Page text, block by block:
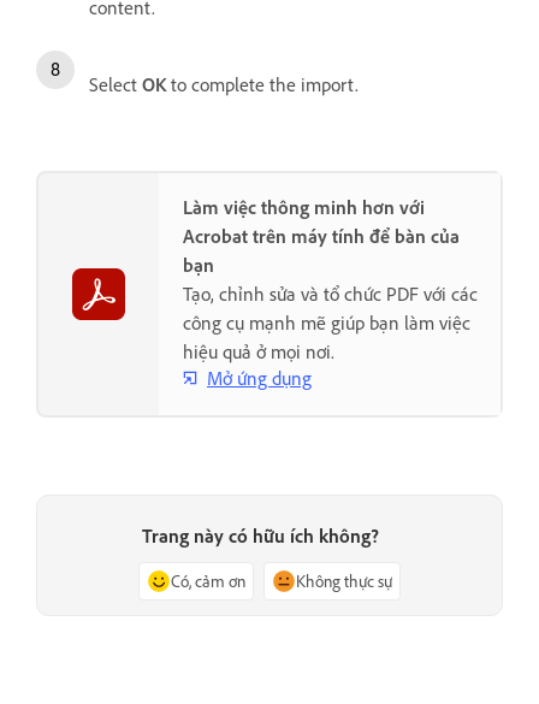
content.
Select OKto complete the import.
Làm việc thông minh hơn với
Acrobat trên máy tính để bàn của
bạn
Tạo, chỉnh sửa và tổ chức PDF với các
công cụ mạnh mẽ giúp bạn làm việc
hiệu quả ở mọi nơi.
Mở ứng dụng
Trang này có hữu ích không?
Có, cảm ơn Không thực sự